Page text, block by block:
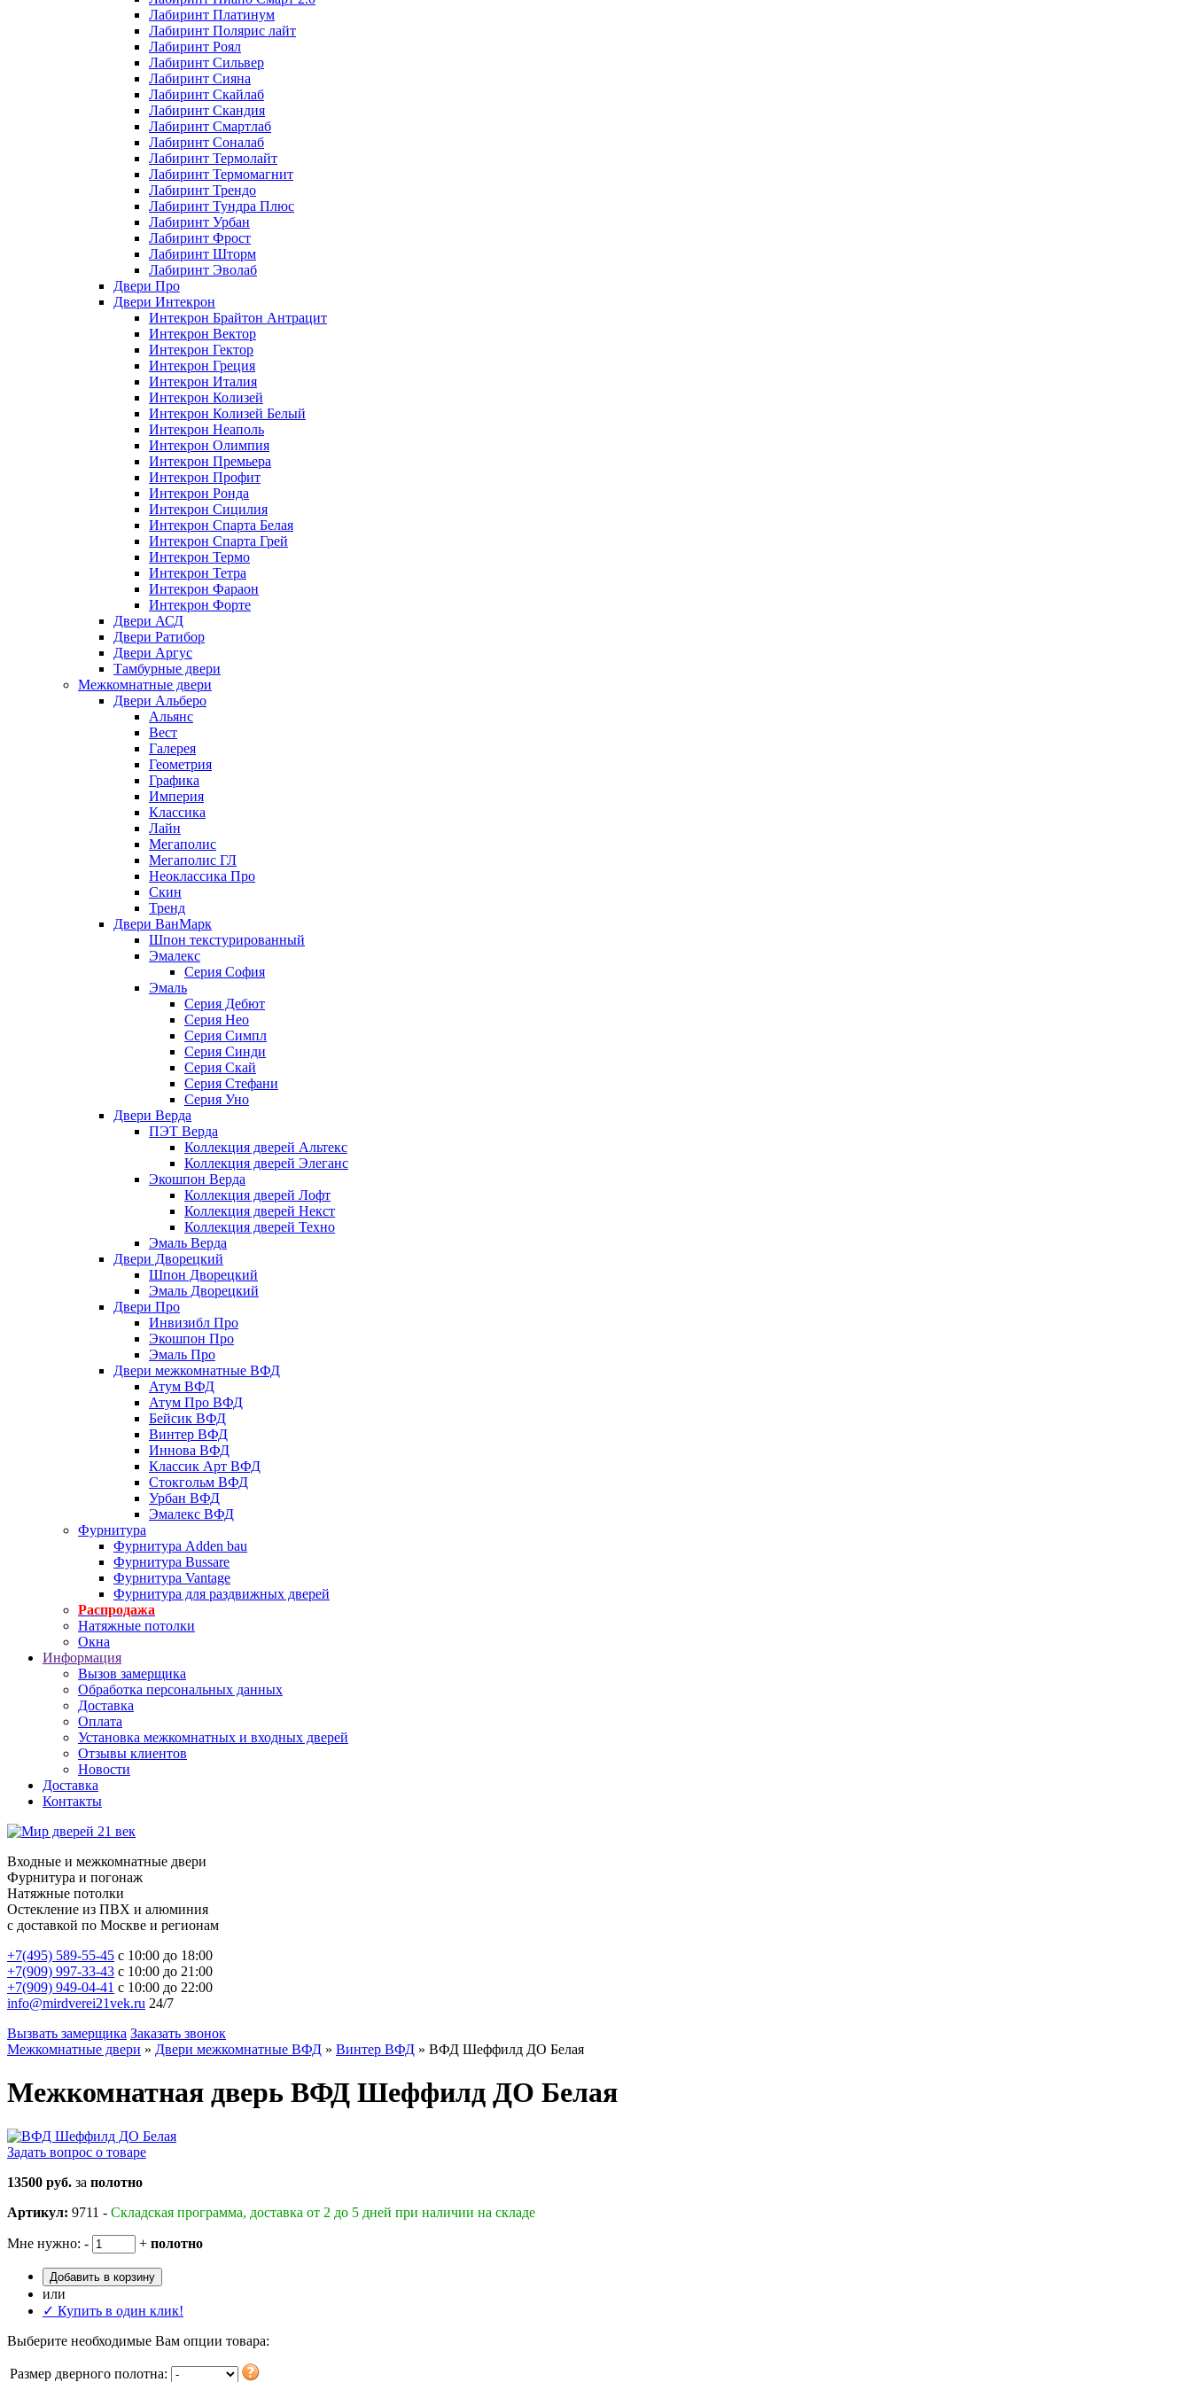
Лабиринт Платинум
Лабиринт Полярис лайт
Лабиринт Роял
Лабиринт Сильвер
Лабиринт Сияна
Лабиринт Скайлаб
Лабиринт Скандия
Лабиринт Смартлаб
Лабиринт Соналаб
Лабиринт Термолайт
Лабиринт Термомагнит
Лабиринт Трендо
Лабиринт Тундра Плюс
Лабиринт Урбан
Лабиринт Фрост
Лабиринт Шторм
Лабиринт Эволаб
Двери Про
Двери Интекрон
Интекрон Брайтон Антрацит
Интекрон Вектор
Интекрон Гектор
Интекрон Греция
Интекрон Италия
Интекрон Колизей
Интекрон Колизей Белый
Интекрон Неаполь
Интекрон Олимпия
Интекрон Премьера
Интекрон Профит
Интекрон Ронда
Интекрон Сицилия
Интекрон Спарта Белая
Интекрон Спарта Грей
Интекрон Термо
Интекрон Тетра
Интекрон Фараон
Интекрон Форте
Двери АСД
Двери Ратибор
Двери Аргус
Тамбурные двери
Межкомнатные двери
Двери Альберо
Альянс
Вест
Галерея
Геометрия
Графика
Империя
Классика
Лайн
Мегаполис
Мегаполис ГЛ
Неоклассика Про
Скин
Тренд
Двери ВанМарк
Шпон текстурированный
Эмалекс
Серия София
Эмаль
Серия Дебют
Серия Нео
Серия Симпл
Серия Синди
Серия Скай
Серия Стефани
Серия Уно
Двери Верда
ПЭТ Верда
Коллекция дверей Альтекс
Коллекция дверей Элеганс
Экошпон Верда
Коллекция дверей Лофт
Коллекция дверей Некст
Коллекция дверей Техно
Эмаль Верда
Двери Дворецкий
Шпон Дворецкий
Эмаль Дворецкий
Двери Про
Инвизибл Про
Экошпон Про
Эмаль Про
Двери межкомнатные ВФД
Атум ВФД
Атум Про ВФД
Бейсик ВФД
Винтер ВФД
Иннова ВФД
Классик Арт ВФД
Стокгольм ВФД
Урбан ВФД
Эмалекс ВФД
Фурнитура
Фурнитура Adden bau
Фурнитура Bussare
Фурнитура Vantage
Фурнитура для раздвижных дверей
Распродажа
Натяжные потолки
Окна
Информация
Вызов замерщика
Обработка персональных данных
Доставка
Оплата
Установка межкомнатных и входных дверей
Отзывы клиентов
Новости
Доставка
Контакты
Входные и межкомнатные двери
Фурнитура и погонаж
Натяжные потолки
Остекление из ПВХ и алюминия
с доставкой по Москве и регионам
+7(495) 589-55-45 с 10:00 до 18:00
+7(909) 997-33-43 с 10:00 до 21:00
+7(909) 949-04-41 с 10:00 до 22:00
info@mirdverei21vek.ru 24/7
Вызвать замерщика Заказать звонок
Межкомнатные двери » Двери межкомнатные ВФД » Винтер ВФД » ВФД Шеффилд ДО Белая
Межкомнатная дверь ВФД Шеффилд ДО Белая
Задать вопрос о товаре
13500 руб. за полотно
Артикул: 9711 - Складская программа, доставка от 2 до 5 дней при наличии на складе
Мне нужно: - + полотно
Добавить в корзину
или
✓ Купить в один клик!
Выберите необходимые Вам опции товара:
Размер дверного полотна: